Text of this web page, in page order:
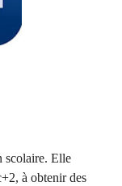
scolaire. Elle
à obtenir des